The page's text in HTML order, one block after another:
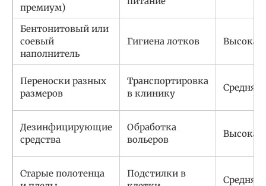
премиум)
Бентонитовый или
соевый
наполнитель
Гигиена лотков Высокая
Переноски разных
размеров
Транспортировка
в клинику
Средняя
Дезинфицирующие
средства
Обработка
вольеров
Высокая
Старые полотенца
Подстилки в
Средняя